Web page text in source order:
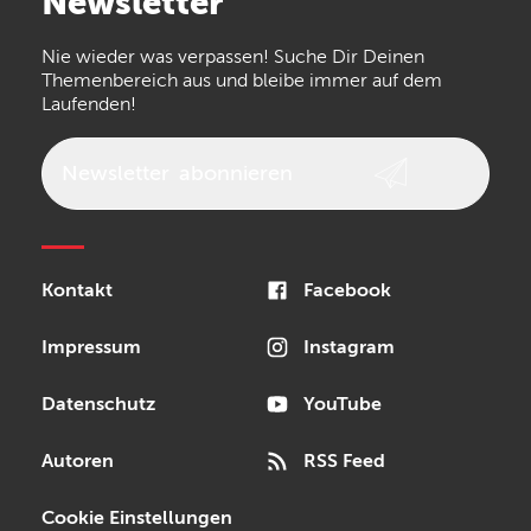
the t.bone
Walrus Audio Epiphone
Nie wieder was verpassen! Suche Dir Deinen
Themenbereich aus und bleibe immer auf dem
Laufenden!
Kontakt
Impressum
Datenschutz
Autoren
Cookie Einstellungen
Facebook
Instagram
YouTube
RSS Feed